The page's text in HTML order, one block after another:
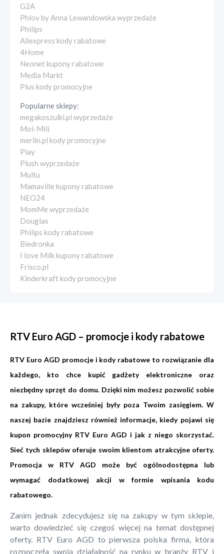
G2A
Phlov by Anna Lewandowska wyprzedaże
Philips
Aliexpress kody rabatowe
4Home
Neonet kupony rabatowe
Media Markt
Plus kody promocyjne
Popularne sklepy:
megakoszulki.pl wyprzedaże
Moi-Mili
merlin.pl kody promocyjne
Play
Plush wyprzedaże
Multu
Mamaville kupony rabatowe
NEO24
MomMe wyprzedaże
Douglas
Philips kody rabatowe
Biedronka
I love Milk kupony rabatowe
Frisco.pl
Kinderkraft kody promocyjne
RTV Euro AGD – promocje i kody rabatowe
RTV Euro AGD promocje i kody rabatowe to rozwiązanie dla
każdego, kto chce kupić gadżety elektroniczne oraz
niezbędny sprzęt do domu. Dzięki nim możesz pozwolić sobie
na zakupy, które wcześniej były poza Twoim zasięgiem. W
naszej bazie znajdziesz również informacje, kiedy pojawi się
kupon promocyjny RTV Euro AGD i jak z niego skorzystać.
Sieć tych sklepów oferuje swoim klientom atrakcyjne oferty.
Promocja w RTV AGD może być ogólnodostępna lub
wymagać dodatkowej akcji w formie wpisania kodu
rabatowego.
Zanim jednak zdecydujesz się na zakupy w tym sklepie,
warto dowiedzieć się czegoś więcej na temat dostępnej
oferty. RTV Euro AGD to pierwsza polska firma, która
rozpoczęła swoją działalność na rynku w branży RTV i